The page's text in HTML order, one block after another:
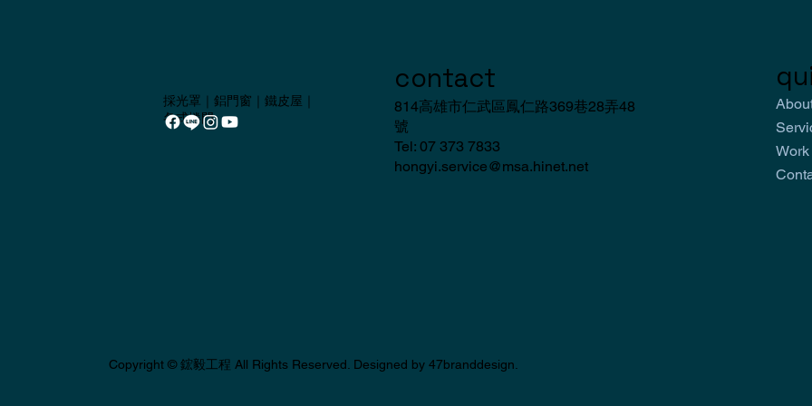
採光罩｜鋁門窗｜鐵皮屋｜
各式捲門
contact
814高雄市仁武區鳳仁路369巷28弄48
號
Tel: 07 373 7833
hongyi.service@msa.hinet.net
Copyright ©鋐毅工程 All Rights Reserved. Designed by 47branddesign.